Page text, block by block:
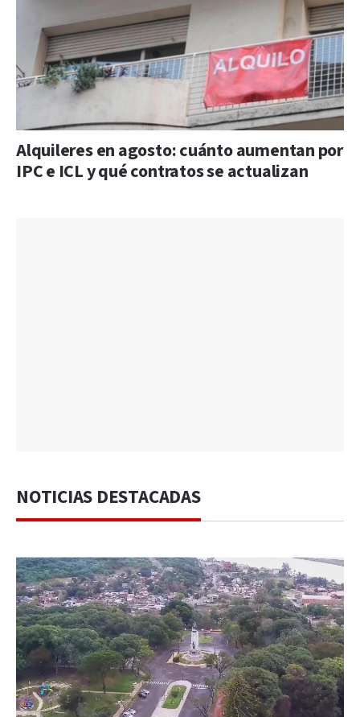
Alquileres en agosto: cuánto aumentan por
IPC e ICL y qué contratos se actualizan
NOTICIAS DESTACADAS